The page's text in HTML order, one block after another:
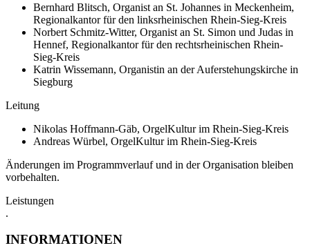
Bernhard Blitsch, Organist an St. Johannes in Meckenheim,
Regionalkantor für den linksrheinischen Rhein-Sieg-Kreis
Norbert Schmitz-Witter, Organist an St. Simon und Judas in
Hennef, Regionalkantor für den rechtsrheinischen Rhein-
Sieg-Kreis
Katrin Wissemann, Organistin an der Auferstehungskirche in
Siegburg
Leitung
Nikolas Hoffmann-Gäb, OrgelKultur im Rhein-Sieg-Kreis
Andreas Würbel, OrgelKultur im Rhein-Sieg-Kreis
Änderungen im Programmverlauf und in der Organisation bleiben
vorbehalten.
Leistungen
.
INFORMATIONEN